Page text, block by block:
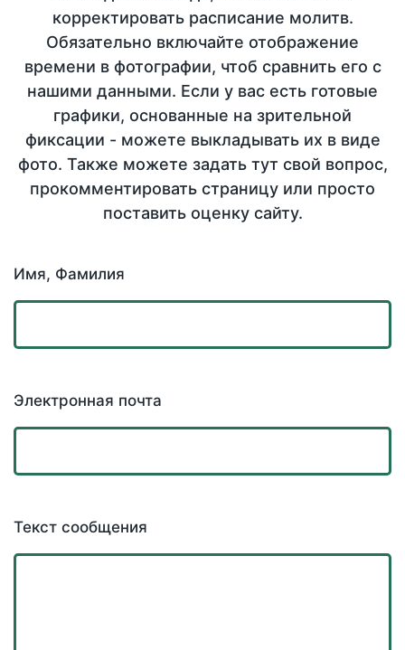
корректировать расписание молитв.
Обязательно включайте отображение
времени в фотографии, чтоб сравнить его с
нашими данными. Если у вас есть готовые
графики, основанные на зрительной
фиксации - можете выкладывать их в виде
фото. Также можете задать тут свой вопрос,
прокомментировать страницу или просто
поставить оценку сайту.
Имя, Фамилия
Электронная почта
Текст сообщения